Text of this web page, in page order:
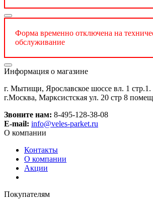
Форма временно отключена на
обслуживание
Информация о магазине
г. Мытищи, Ярославское шоссе вл. 1 стр.1.
г.Москва, Марксистская ул. 20 стр 8
Звоните нам: 8-495-128-38-08
E-mail: info@veles-parket.ru
О компании
Контакты
О компании
Акции
Покупателям